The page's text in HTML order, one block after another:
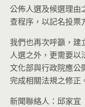
公佈人選及候選理由
查程序，以記名投票
我們也再次呼籲，建
人選之外，更需要以
文化部與行政院應公
完成相關法規之修正
新聞聯絡人：邱家宜